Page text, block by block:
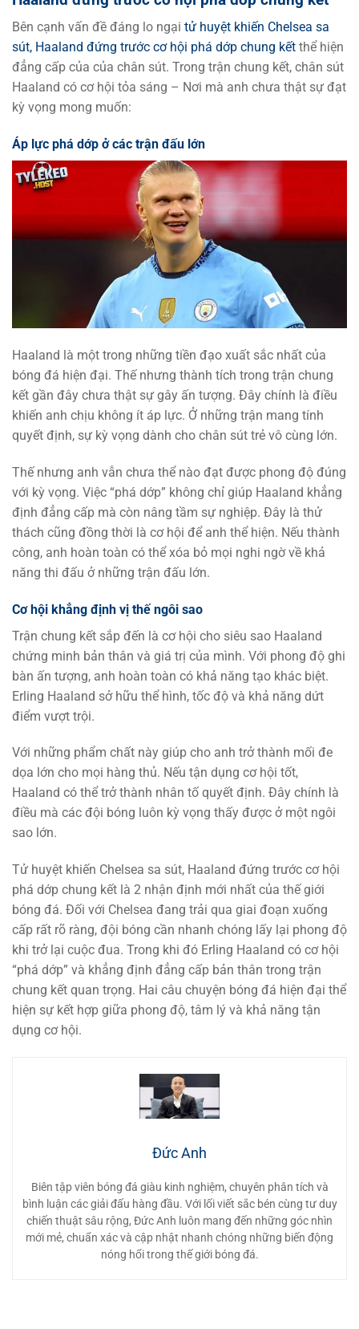
Bên cạnh vấn đề đáng lo ngại tử huyệt khiến Chelsea sa
sút, Haaland đứng trước cơ hội phá dớp chung kết thể hiện
đẳng cấp của của chân sút. Trong trận chung kết, chân sút
Haaland có cơ hội tỏa sáng – Nơi mà anh chưa thật sự đạt
kỳ vọng mong muốn:
Áp lực phá dớp ở các trận đấu lớn
Haaland là một trong những tiền đạo xuất sắc nhất của
bóng đá hiện đại. Thế nhưng thành tích trong trận chung
kết gần đây chưa thật sự gây ấn tượng. Đây chính là điều
khiến anh chịu không ít áp lực. Ở những trận mang tính
quyết định, sự kỳ vọng dành cho chân sút trẻ vô cùng lớn.
Thế nhưng anh vẫn chưa thể nào đạt được phong độ đúng
với kỳ vọng. Việc “phá dớp” không chỉ giúp Haaland khẳng
định đẳng cấp mà còn nâng tầm sự nghiệp. Đây là thử
thách cũng đồng thời là cơ hội để anh thể hiện. Nếu thành
công, anh hoàn toàn có thể xóa bỏ mọi nghi ngờ về khả
năng thi đấu ở những trận đấu lớn.
Cơ hội khẳng định vị thế ngôi sao
Trận chung kết sắp đến là cơ hội cho siêu sao Haaland
chứng minh bản thân và giá trị của mình. Với phong độ ghi
bàn ấn tượng, anh hoàn toàn có khả năng tạo khác biệt.
Erling Haaland sở hữu thể hình, tốc độ và khả năng dứt
điểm vượt trội.
Với những phẩm chất này giúp cho anh trở thành mối đe
dọa lớn cho mọi hàng thủ. Nếu tận dụng cơ hội tốt,
Haaland có thể trở thành nhân tố quyết định. Đây chính là
điều mà các đội bóng luôn kỳ vọng thấy được ở một ngôi
sao lớn.
Tử huyệt khiến Chelsea sa sút, Haaland đứng trước cơ hội
phá dớp chung kết là 2 nhận định mới nhất của thế giới
bóng đá. Đối với Chelsea đang trải qua giai đoạn xuống
cấp rất rõ ràng, đội bóng cần nhanh chóng lấy lại phong độ
khi trở lại cuộc đua. Trong khi đó Erling Haaland có cơ hội
“phá dớp” và khẳng định đẳng cấp bản thân trong trận
chung kết quan trọng. Hai câu chuyện bóng đá hiện đại thể
hiện sự kết hợp giữa phong độ, tâm lý và khả năng tận
dụng cơ hội.
Đức Anh
Biên tập viên bóng đá giàu kinh nghiệm, chuyên phân tích và
bình luận các giải đấu hàng đầu. Với lối viết sắc bén cùng tư duy
chiến thuật sâu rộng, Đức Anh luôn mang đến những góc nhìn
mới mẻ, chuẩn xác và cập nhật nhanh chóng những biến động
nóng hổi trong thế giới bóng đá.